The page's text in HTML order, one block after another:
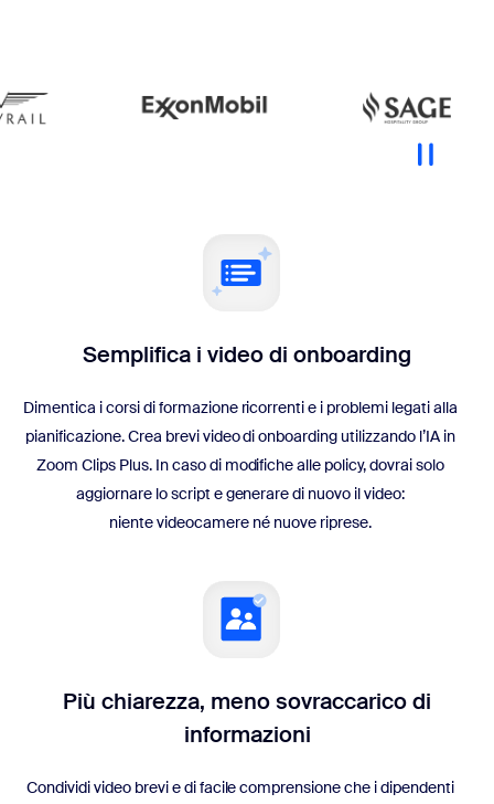
Semplifica i video di onboarding
Dimentica i corsi di formazione ricorrenti e i problemi legati alla
pianificazione. Crea brevi video di onboarding utilizzando l’IA in
Zoom Clips Plus. In caso di modifiche alle policy, dovrai solo
aggiornare lo script e generare di nuovo il video:
niente videocamere né nuove riprese.
Più chiarezza, meno sovraccarico di
informazioni
Condividi video brevi e di facile comprensione che i dipendenti